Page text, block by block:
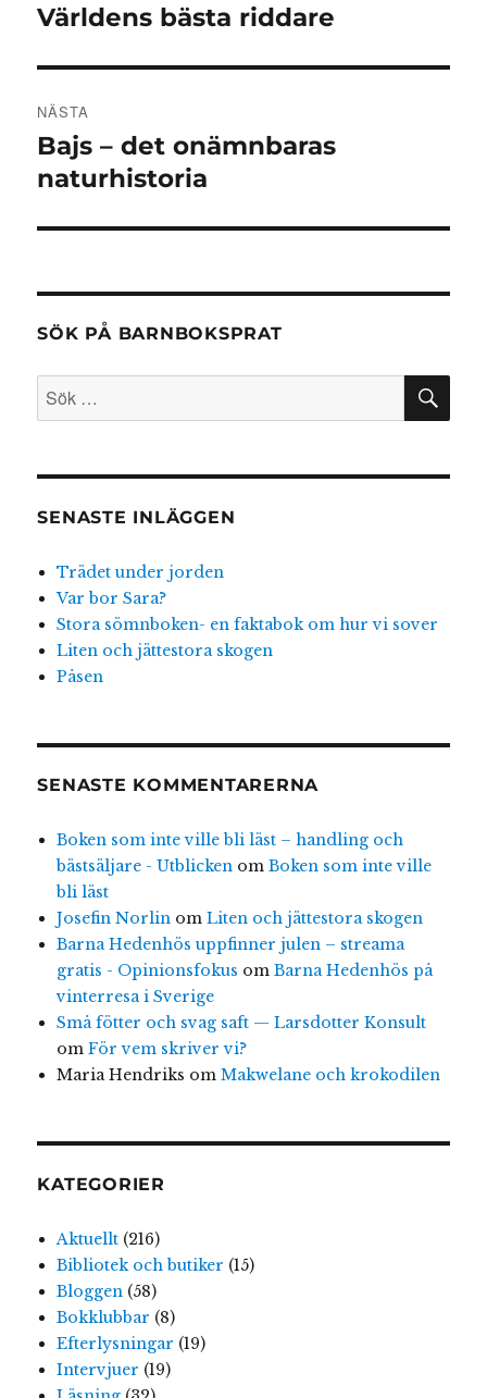
Föregående
Världens bästa riddare
NÄSTA
Nästa
inlägg:
Bajs – det onämnbaras
naturhistoria
SÖK PÅ BARNBOKSPRAT
Sök
SENASTE INLÄGGEN
Trädet under jorden
Var bor Sara?
Stora sömnboken- en faktabok om hur vi sover
Liten och jättestora skogen
Påsen
SENASTE KOMMENTARERNA
Boken som inte ville bli läst – handling och
bästsäljare - Utblickenom Boken som inte ville
bli läst
Josefin Norlinom Liten och jättestora skogen
Barna Hedenhös uppfinner julen – streama
gratis - Opinionsfokus om Barna Hedenhös på
vinterresa i Sverige
Små fötter och svag saft — Larsdotter Konsult
om För vem skriver vi?
Maria Hendriks om Makwelane och krokodilen
KATEGORIER
Aktuellt(216)
Bibliotek och butiker (15)
Bloggen (58)
Bokklubbar (8)
Efterlysningar (19)
Intervjuer (19)